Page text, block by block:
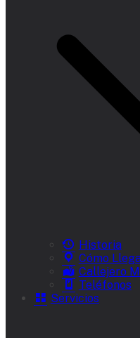
Historia
Cómo
Callejero
Teléfonos
Servicios